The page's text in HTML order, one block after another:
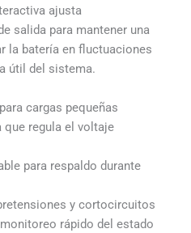
ajusta
salida para mantener una
la batería en fluctuaciones
útil del sistema.
cargas pequeñas
regula el voltaje
para respaldo durante
y cortocircuitos
rápido del estado